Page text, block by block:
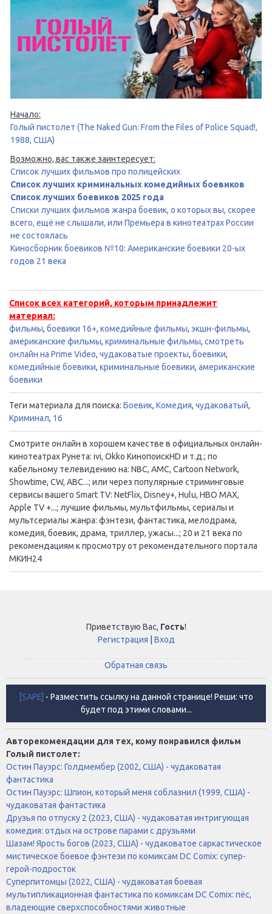
Начало:
Голый пистолет (The Naked Gun: From the Files of Police Squad!,
1988, США)
Возможно, вас также заинтересует:
Список лучших фильмов про полицейских
Список лучших криминальных комедийных боевиков
Список лучших боевиков 2025 года
Списки лучших фильмов жанра боевик, о которых вы, скорее
всего, ещё не слышали, или Премьера в кинотеатрах России
не состоялась
Киносборник боевиков №10: Американские боевики 20-ых
годов 21 века
Список всех категорий, которым принадлежит
материал:
фильмы, боевики 16+, комедийные фильмы, экшн-фильмы,
американские фильмы, криминальные фильмы, смотреть
онлайн на Prime Video, чудаковатые проекты, боевики,
комедийные боевики, криминальные боевики, американские
боевики
Теги материала для поиска: Боевик, Комедия, чудаковатый,
Криминал, 16
Смотрите онлайн в хорошем качестве в официальных онлайн-
кинотеатрах Рунета: ivi, Okko КинопоискHD и т.д.; по
кабельному телевидению на: NBC, AMC, Cartoon Network,
Showtime, CW, ABC...; или через популярные стриминговые
сервисы вашего Smart TV: NetFlix, Disney+, Hulu, HBO MAX,
Apple TV +...; лучшие фильмы, мультфильмы, сериалы и
мультсериалы жанра: фэнтези, фантастика, мелодрама,
комедия, боевик, драма, триллер, ужасы...; 20 и 21 века по
рекомендациям к просмотру от рекомендательного портала
МКИН24
Приветствую Вас, Гость!
Регистрация
Вход
Обратная связь
[SAPE] - Разместить ссылку на данной странице! Реши: что
будет под этими словами...
Авторекомендации для тех, кому понравился фильм
Голый пистолет:
Остин Пауэрс: Голдмембер (2002, США) - чудаковатая
фантастика
Остин Пауэрс: Шпион, который меня соблазнил (1999, США) -
чудаковатая фантастика
Друзья по отпуску 2 (2023, США) - чудаковатая интригующая
комедия: отдых на острове парами с друзьями
Шазам! Ярость богов (2023, США) - чудаковатое саркастическое
мистическое боевое фэнтези по комиксам DC Comix: супер-
герой-подросток
Суперпитомцы (2022, США) - чудаковатая боевая
мультипликационная фантастика по комиксам DC Comix: пёс,
владеющие сверхспособностями животные